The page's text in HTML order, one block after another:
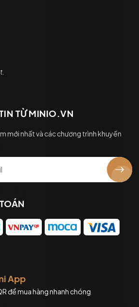
TỪ MINIO.VN
mới nhất và các chương trình khuyến
App
để mua hàng nhanh chóng